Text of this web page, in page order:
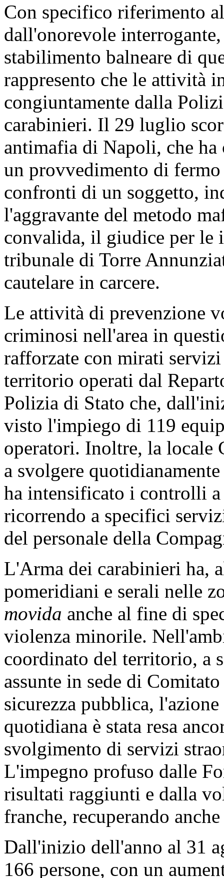
Con specifico riferimento
dall'onorevole
stabilimento balneare di
rappresento che le attività
congiuntamente dalla
carabinieri. Il 29 luglio
antimafia di Napoli, che
un provvedimento di
confronti di un soggetto,
l'aggravante del metodo
convalida, il giudice per le
tribunale di Torre
cautelare in carcere.
Le attività di prevenzione
criminosi nell'area in
rafforzate con mirati
territorio operati dal
Polizia di Stato che,
visto l'impiego di 119
operatori. Inoltre, la locale
a svolgere
ha intensificato i controlli
ricorrendo a specifici
del personale della
L'Arma dei carabinieri ha,
pomeridiani e serali nelle
movida anche al fine di
violenza minorile.
coordinato del territorio, a
assunte in sede di
sicurezza pubblica,
quotidiana è stata resa
svolgimento di servizi
L'impegno profuso dalle
risultati raggiunti e dalla
franche, recuperando
Dall'inizio dell'anno al 31
166 persone, con un